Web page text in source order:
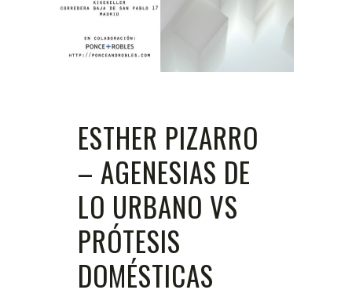
ESTHER PIZARRO
– AGENESIAS DE
LO URBANO VS
PRÓTESIS
DOMÉSTICAS